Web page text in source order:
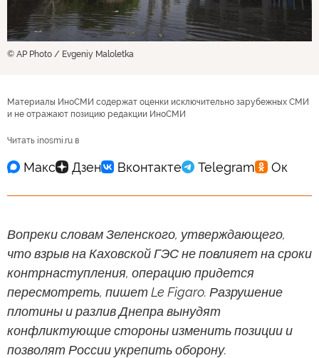
© AP Photo / Evgeniy Maloletka
Материалы ИноСМИ содержат оценки исключительно зарубежных СМИ
и не отражают позицию редакции ИноСМИ
Читать inosmi.ru в
Вопреки словам Зеленского, утверждающего,
что взрыв на Каховской ГЭС не повлияет на сроки
контрнаступления, операцию придется
пересмотреть, пишет Le Figaro. Разрушение
плотины и разлив Днепра вынудят
конфликтующие стороны изменить позиции и
позволят России укрепить оборону.